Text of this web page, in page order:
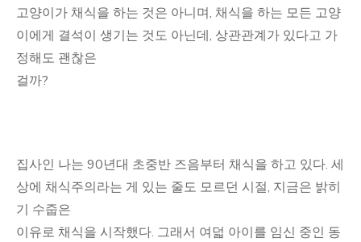
고양이가 채식을 하는 것은 아니며, 채식을 하는 모든 고양
이에게 결석이 생기는 것도 아닌데, 상관관계가 있다고 가
정해도 괜찮은
걸까?
집사인 나는 90년대 초중반 즈음부터 채식을 하고 있다. 세
상에 채식주의라는 게 있는 줄도 모르던 시절, 지금은 밝히
기 수줍은
이유로 채식을 시작했다. 그래서 여덟 아이를 임신 중인 동